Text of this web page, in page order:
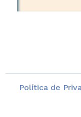
Política de